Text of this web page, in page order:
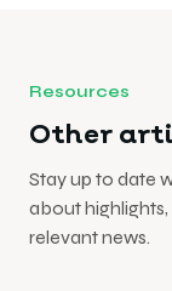
Resources
Other
Stay up to date
about
relevant news.